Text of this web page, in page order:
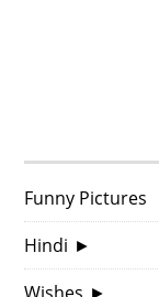
Funny Pictures
Hindi ►